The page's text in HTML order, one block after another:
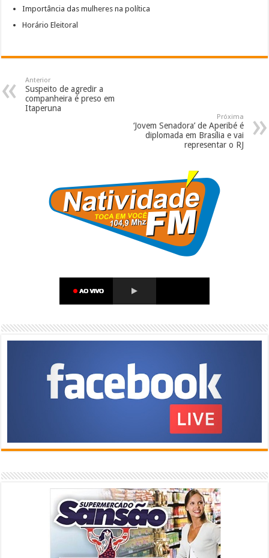
Importância das mulheres na política
Horário Eleitoral
Anterior
Suspeito de agredir a
companheira é preso em
Itaperuna
Próxima
‘Jovem Senadora’ de Aperibé é
diplomada em Brasília e vai
representar o RJ